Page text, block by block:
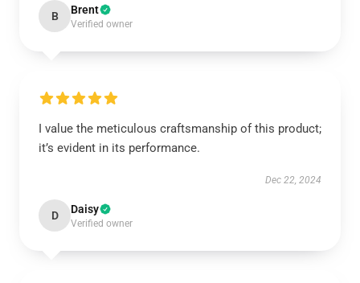
B Brent
Verified owner
I value the meticulous craftsmanship of this product;
it’s evident in its performance.
Dec 22, 2024
D Daisy
Verified owner